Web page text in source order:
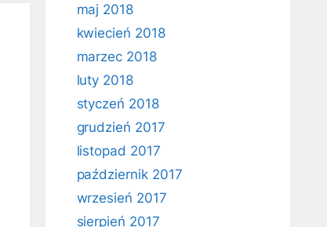
maj 2018
kwiecień 2018
marzec 2018
luty 2018
styczeń 2018
grudzień 2017
listopad 2017
październik 2017
wrzesień 2017
sierpień 2017